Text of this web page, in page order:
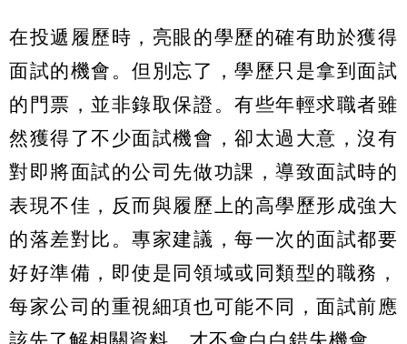
在投遞履歷時，亮眼的學歷的確有助於獲得
面試的機會。但別忘了，學歷只是拿到面試
的門票，並非錄取保證。有些年輕求職者雖
然獲得了不少面試機會，卻太過大意，沒有
對即將面試的公司先做功課，導致面試時的
表現不佳，反而與履歷上的高學歷形成強大
的落差對比。專家建議，每一次的面試都要
好好準備，即使是同領域或同類型的職務，
每家公司的重視細項也可能不同，面試前應